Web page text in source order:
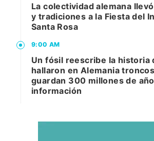
La colectividad alemana
y tradiciones a la Fiesta del
Santa Rosa
9:00 AM
Un fósil reescribe la historia
hallaron en Alemania
guardan 300 millones de
información